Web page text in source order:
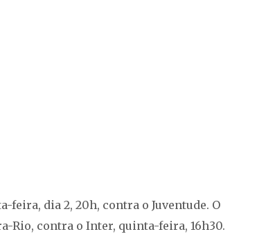
feira, dia 2, 20h, contra o Juventude. O
Rio, contra o Inter, quinta-feira, 16h30.